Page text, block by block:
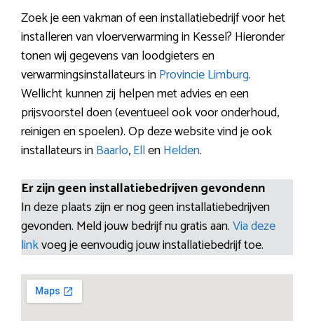
Zoek je een vakman of een installatiebedrijf voor het
installeren van vloerverwarming in Kessel? Hieronder
tonen wij gegevens van loodgieters en
verwarmingsinstallateurs inProvincie Limburg.
Wellicht kunnen zij helpen met advies en een
prijsvoorstel doen (eventueel ook voor onderhoud,
reinigen en spoelen). Op deze website vind je ook
installateurs inBaarlo,EllenHelden.
Er zijn geen installatiebedrijven gevondenn
In deze plaats zijn er nog geen installatiebedrijven
gevonden. Meld jouw bedrijf nu gratis aan.Via deze
linkvoeg je eenvoudig jouw installatiebedrijf toe.